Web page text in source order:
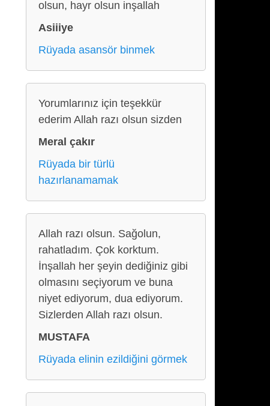
olsun, hayr olsun inşallah
Asiiiye
Rüyada asansör binmek
Yorumlarınız için teşekkür
ederim Allah razı olsun sizden
Meral çakır
Rüyada bir türlü
hazırlanamamak
Allah razı olsun. Sağolun,
rahatladım. Çok korktum.
İnşallah her şeyin dediğiniz gibi
olmasını seçiyorum ve buna
niyet ediyorum, dua ediyorum.
Sizlerden Allah razı olsun.
MUSTAFA
Rüyada elinin ezildiğini görmek